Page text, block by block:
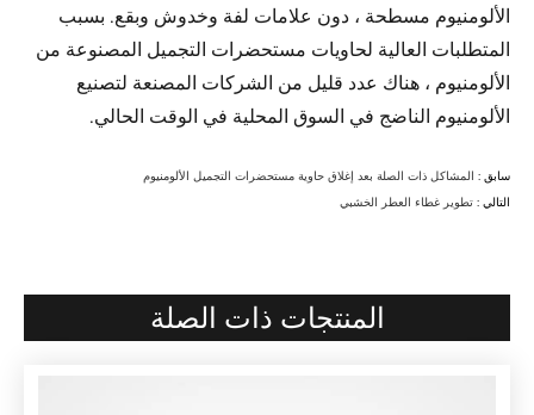
الألومنيوم مسطحة ، دون علامات لفة وخدوش وبقع. بسبب
المتطلبات العالية لحاويات مستحضرات التجميل المصنوعة من
الألومنيوم ، هناك عدد قليل من الشركات المصنعة لتصنيع
الألومنيوم الناضج في السوق المحلية في الوقت الحالي.
سابق : المشاكل ذات الصلة بعد إغلاق حاوية مستحضرات التجميل الألومنيوم
التالي : تطوير غطاء العطر الخشبي
المنتجات ذات الصلة